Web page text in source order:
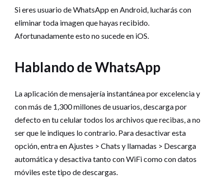
Si eres usuario de WhatsApp en Android, lucharás con
eliminar toda imagen que hayas recibido.
Afortunadamente esto no sucede en iOS.
Hablando de WhatsApp
La aplicación de mensajería instantánea por excelencia y
con más de 1,300 millones de usuarios, descarga por
defecto en tu celular todos los archivos que recibas, a no
ser que le indiques lo contrario. Para desactivar esta
opción, entra en Ajustes > Chats y llamadas > Descarga
automática y desactiva tanto con WiFi como con datos
móviles este tipo de descargas.